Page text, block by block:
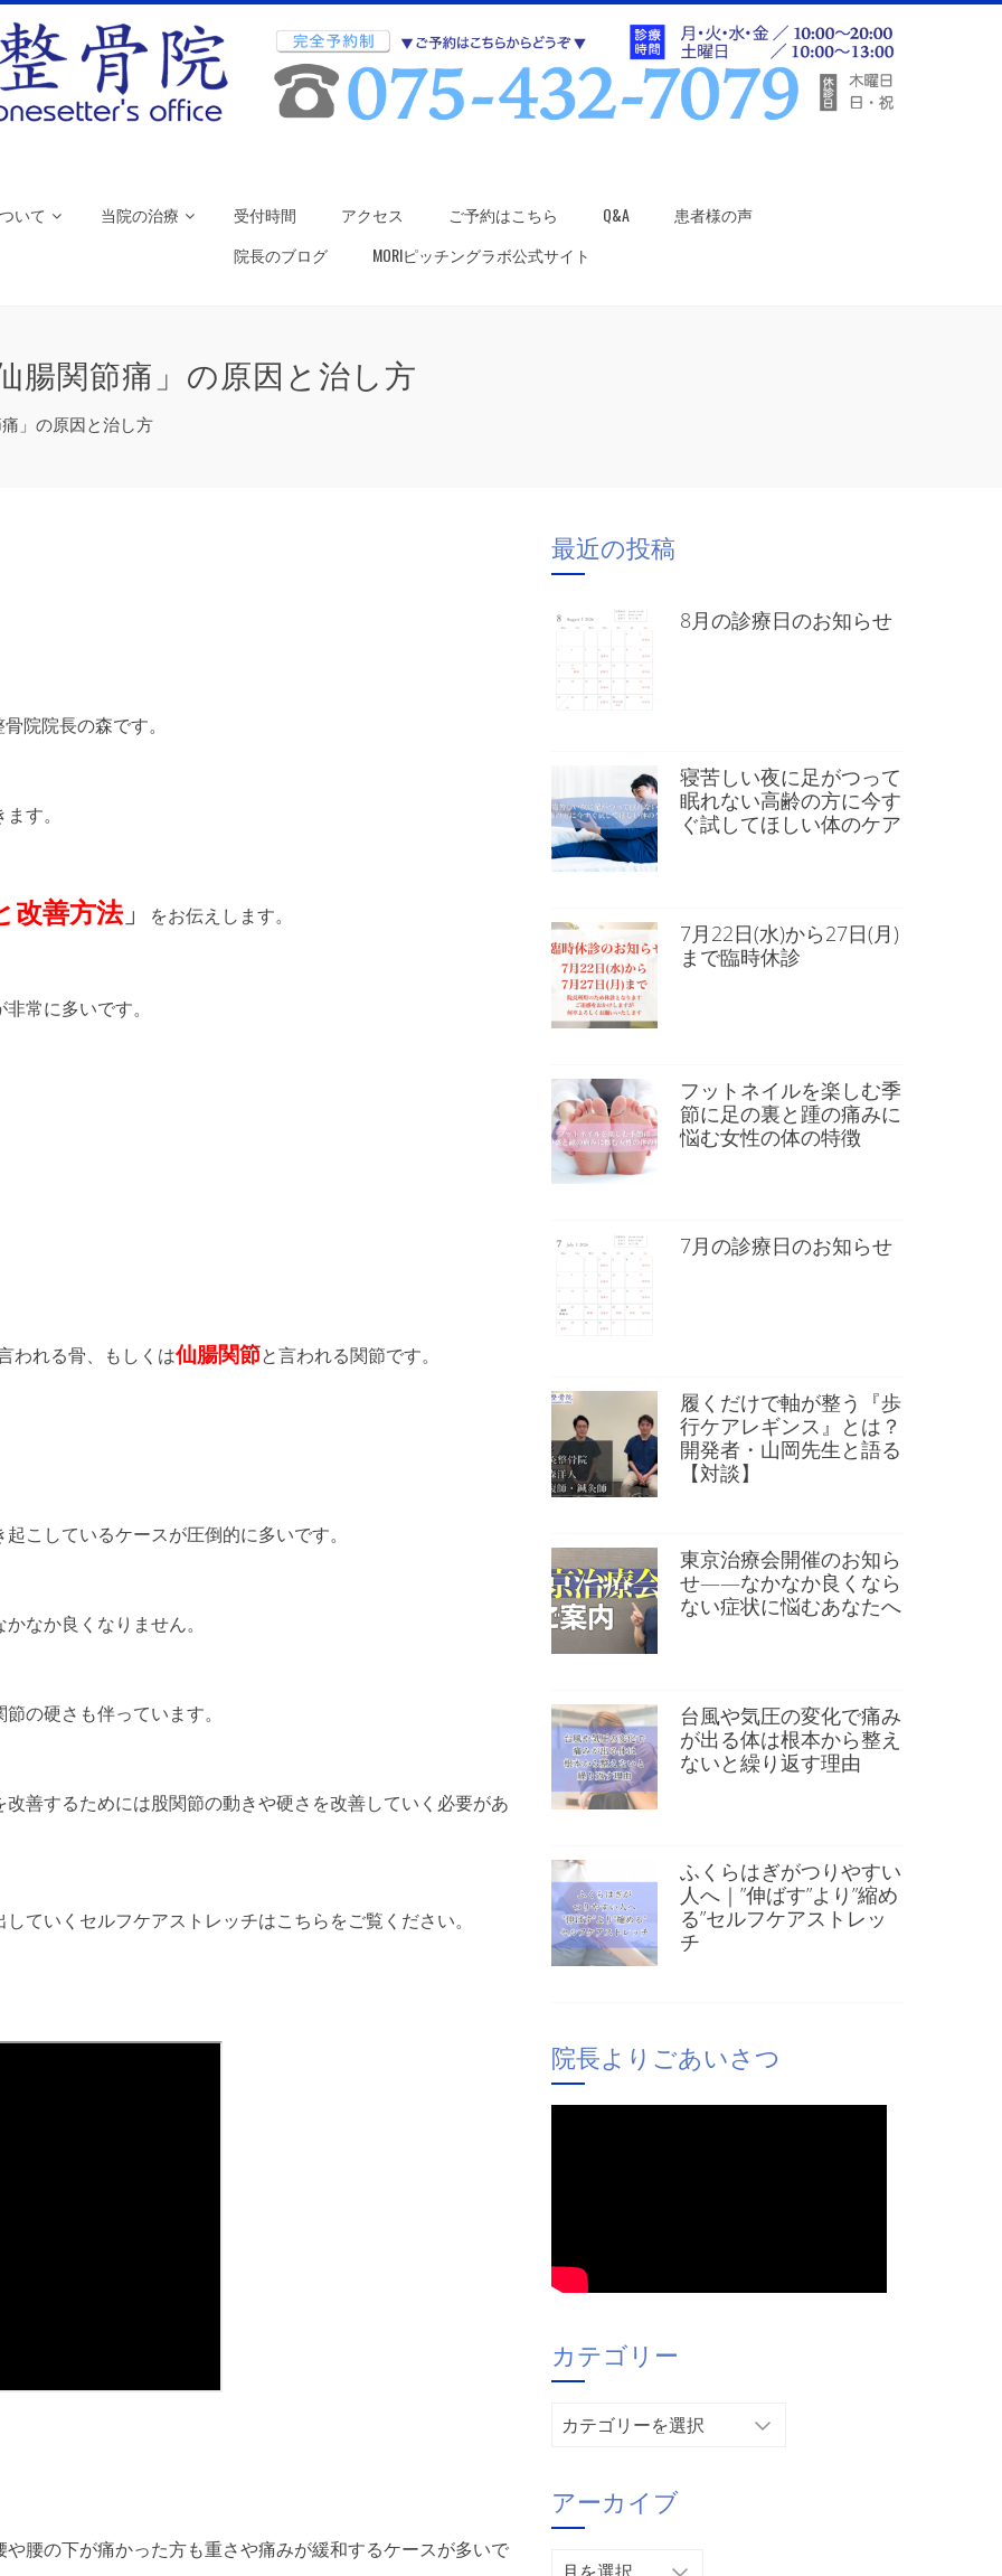
いて 当院の治療 受付時間 アクセス ご予約はこちら Q&A
患者様の声
院長のブログ
MORIピッチングラボ公式サイト
腸関節痛」の原因と治し方
」の原因と治し方
院院長の森です。
す。
改善方法」 をお伝えします。
常に多いです。
われる骨、もしくは仙腸関節と言われる関節です。
こしているケースが圧倒的に多いです。
なか良くなりません。
の硬さも伴っています。
善するためには股関節の動きや硬さを改善していく必要があ
ていくセルフケアストレッチはこちらをご覧ください。
腰の下が痛かった方も重さや痛みが緩和するケースが多いで
最近の投稿
8月の診療日のお知らせ
寝苦しい夜に足がつって
眠れない高齢の方に今す
ぐ試してほしい体のケア
7月22日(水)から27日(月)
まで臨時休診
フットネイルを楽しむ季
節に足の裏と踵の痛みに
悩む女性の体の特徴
7月の診療日のお知らせ
履くだけで軸が整う『歩
行ケアレギンス』とは？
開発者・山岡先生と語る
【対談】
東京治療会開催のお知ら
せ——なかなか良くなら
ない症状に悩むあなたへ
台風や気圧の変化で痛み
が出る体は根本から整え
ないと繰り返す理由
ふくらはぎがつりやすい
人へ｜”伸ばす”より”縮め
る”セルフケアストレッ
チ
院長よりごあいさつ
カテゴリー
カ
リ
ー
アーカイブ
ア